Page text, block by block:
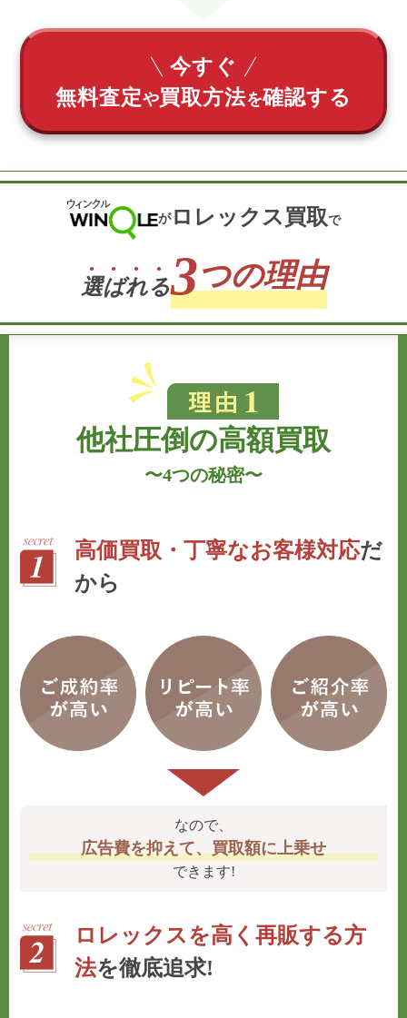
今すぐ
無料査定や買取方法を確認する
がロレックス買取で
選ばれる3つの理由
他社圧倒の高額買取
〜4つの秘密〜
高価買取・丁寧なお客様対応だ
から
なので、
広告費を抑えて、買取額に上乗せ
できます!
ロレックスを高く再販する方
法を徹底追求!